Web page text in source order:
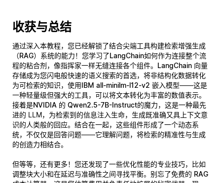
收获与总结
通过深入本教程，您已经解锁了结合尖端工具构建检索增强生成
（RAG） 系统的能力！您学习了LangChain如何作为连接整个流
程的粘合剂，像指挥家一样无缝连接各个组件。 LangChain 向量
存储成为您闪电般快速的语义搜索的首选，将非结构化数据转化
为可检索的知识，使用IBM all-minilm-l12-v2 嵌入模型——这是
一种轻量级但强大的工具，可以将文本转化为丰富的数值表示。
接着是NVIDIA 的 Qwen2.5-7B-Instruct的魔力，这是一种最先
进的 LLM，为检索到的信息注入生命，生成既准确又具上下文意
识的人类般的回应。结合在一起，这些组件形成了一个动态系
统，不仅仅是回答问题——它理解问题，将检索的精准性与生成
的创造力相结合。
但等等，还有更多！您还发现了一些优化性能的专业技巧，比如
调整块大小和在延迟与准确性之间寻找平衡。别忘了免费的 RAG